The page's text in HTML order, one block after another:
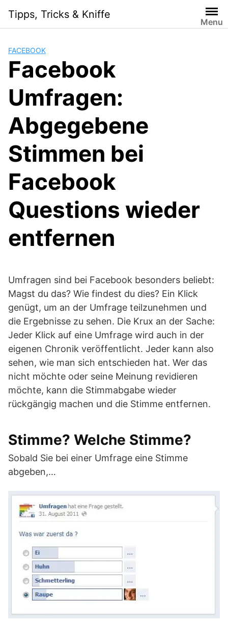
content
Tipps, Tricks & Kniffe
Menu
FACEBOOK
Facebook
Umfragen:
Abgegebene
Stimmen bei
Facebook
Questions wieder
entfernen
Umfragen sind bei Facebook besonders beliebt:
Magst du das? Wie findest du dies? Ein Klick
genügt, um an der Umfrage teilzunehmen und
die Ergebnisse zu sehen. Die Krux an der Sache:
Jeder Klick auf eine Umfrage wird auch in der
eigenen Chronik veröffentlicht. Jeder kann also
sehen, wie man sich entschieden hat. Wer das
nicht möchte oder seine Meinung revidieren
möchte, kann die Stimmabgabe wieder
rückgängig machen und die Stimme entfernen.
Stimme? Welche Stimme?
Sobald Sie bei einer Umfrage eine Stimme
abgeben,…